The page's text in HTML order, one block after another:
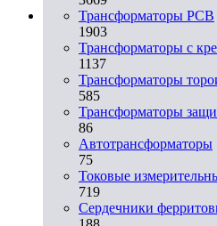
Трансформаторы PCB
1903
Трансформаторы с
1137
Трансформаторы
585
Трансформаторы
86
Автотрансформаторы
75
Токовые
719
Сердечники